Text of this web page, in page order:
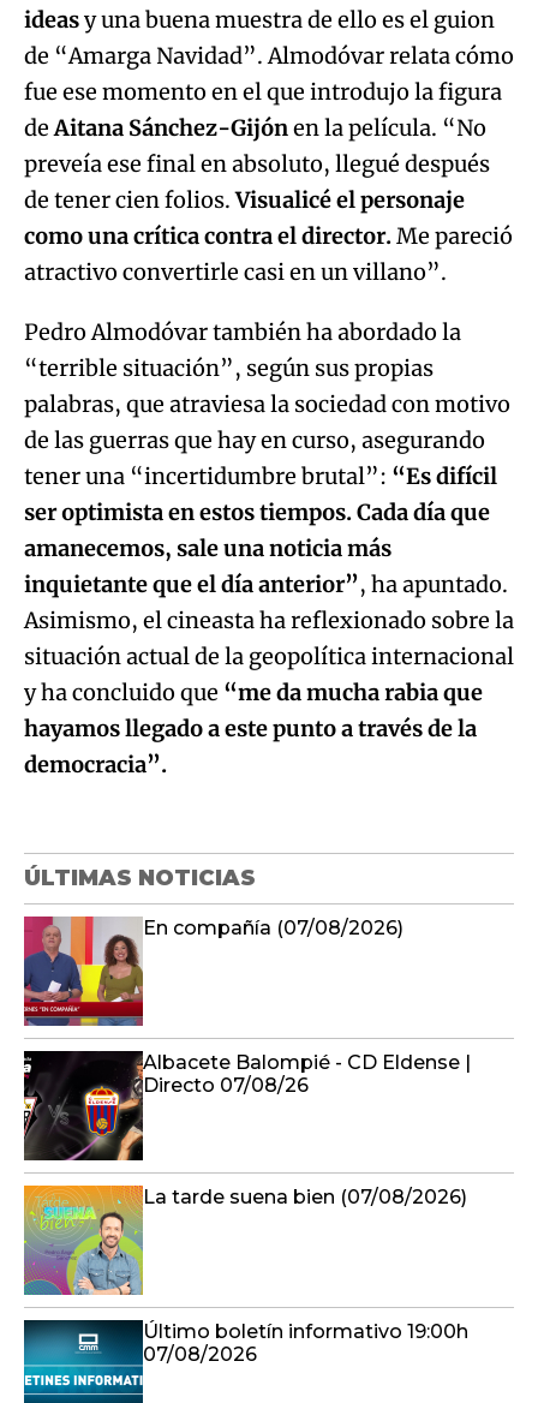
ideasy una buena muestra de ello es el guion
de “Amarga Navidad”. Almodóvar relata cómo
fue ese momento en el que introdujo la figura
deAitana Sánchez-Gijónen la película. “No
preveía ese final en absoluto, llegué después
de tener cien folios.Visualicé el personaje
como una crítica contra el director.Me pareció
atractivo convertirle casi en un villano”.
Pedro Almodóvar también ha abordado la
“terrible situación”, según sus propias
palabras, que atraviesa la sociedad con motivo
de las guerras que hay en curso, asegurando
tener una “incertidumbre brutal”: “Es difícil
ser optimista en estos tiempos. Cada día que
amanecemos, sale una noticia más
inquietante que el día anterior”, ha apuntado.
Asimismo, el cineasta ha reflexionado sobre la
situación actual de la geopolítica internacional
y ha concluido que “me da mucha rabia que
hayamos llegado a este punto a través de la
democracia”.
ÚLTIMAS NOTICIAS
En compañía (07/08/2026)
Albacete Balompié - CD Eldense |
Directo 07/08/26
La tarde suena bien (07/08/2026)
Último boletín informativo 19:00h
07/08/2026